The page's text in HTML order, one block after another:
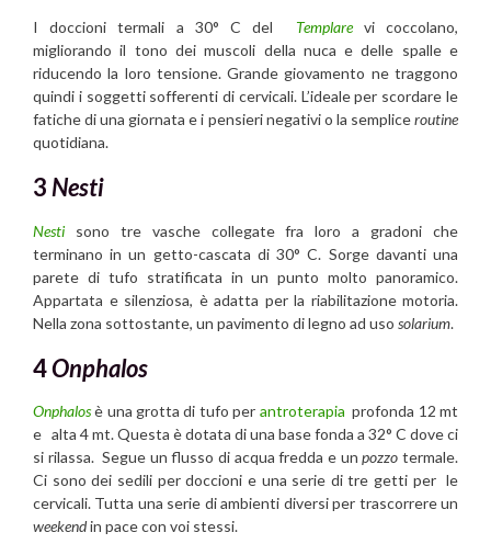
I doccioni termali a 30° C del Templarevi coccolano,
migliorando il tono dei muscoli della nuca e delle spalle e
riducendo la loro tensione. Grande giovamento ne traggono
quindi i soggetti sofferenti di cervicali. L’ideale per scordare le
fatiche di una giornata e i pensieri negativi o la sempliceroutine
quotidiana.
3 Nesti
Nesti sono tre vasche collegate fra loro a gradoni che
terminano in un getto-cascata di 30° C. Sorge davanti una
parete di tufo stratificata in un punto molto panoramico.
Appartata e silenziosa, è adatta per la riabilitazione motoria.
Nella zona sottostante, un pavimento di legno ad uso solarium.
4Onphalos
Onphalosè una grotta di tufo per antroterapia profonda 12 mt
e alta 4 mt. Questa è dotata di una base fonda a 32° C dove ci
si rilassa. Segue un flusso di acqua fredda e unpozzo termale.
Ci sono dei sedili per doccioni e una serie di tre getti per le
cervicali. Tutta una serie di ambienti diversi per trascorrere un
weekendin pace con voi stessi.